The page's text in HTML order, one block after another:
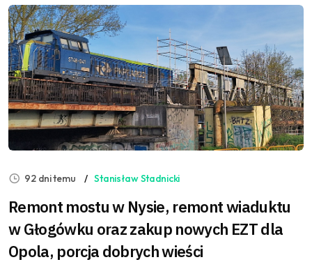
92 dni temu Stanisław Stadnicki
Remont mostu w Nysie, remont wiaduktu
w Głogówku oraz zakup nowych EZT dla
Opola, porcja dobrych wieści